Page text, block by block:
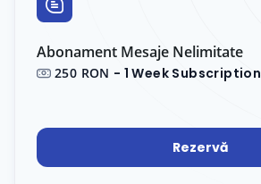
Abonament Mesaje Nelimitate
250 RON - 1 Week Subscription
Rezervă